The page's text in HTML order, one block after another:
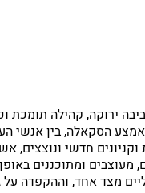
ירוקה, קהילה תומכת
הסקאלה, בין אנשי
וקניונים חדשי
ומתוכננים
מצד אחד, וההקפדה